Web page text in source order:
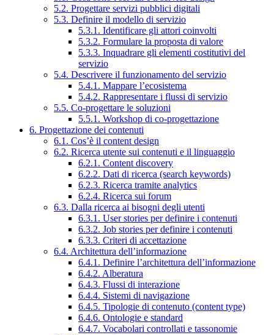
5.2. Progettare servizi pubblici digitali
5.3. Definire il modello di servizio
5.3.1. Identificare gli attori coinvolti
5.3.2. Formulare la proposta di valore
5.3.3. Inquadrare gli elementi costitutivi del
servizio
5.4. Descrivere il funzionamento del servizio
5.4.1. Mappare l’ecosistema
5.4.2. Rappresentare i flussi di servizio
5.5. Co-progettare le soluzioni
5.5.1. Workshop di co-progettazione
6. Progettazione dei contenuti
6.1. Cos’è il content design
6.2. Ricerca utente sui contenuti e il linguaggio
6.2.1. Content discovery
6.2.2. Dati di ricerca (search keywords)
6.2.3. Ricerca tramite analytics
6.2.4. Ricerca sui forum
6.3. Dalla ricerca ai bisogni degli utenti
6.3.1. User stories per definire i contenuti
6.3.2. Job stories per definire i contenuti
6.3.3. Criteri di accettazione
6.4. Architettura dell’informazione
6.4.1. Definire l’architettura dell’informazione
6.4.2. Alberatura
6.4.3. Flussi di interazione
6.4.4. Sistemi di navigazione
6.4.5. Tipologie di contenuto (content type)
6.4.6. Ontologie e standard
6.4.7. Vocabolari controllati e tassonomie